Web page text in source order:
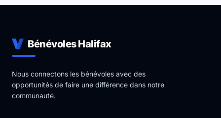
Bénévoles Halifax
Nous connectons les bénévoles avec des
opportunités de faire une différence dans notre
communauté.